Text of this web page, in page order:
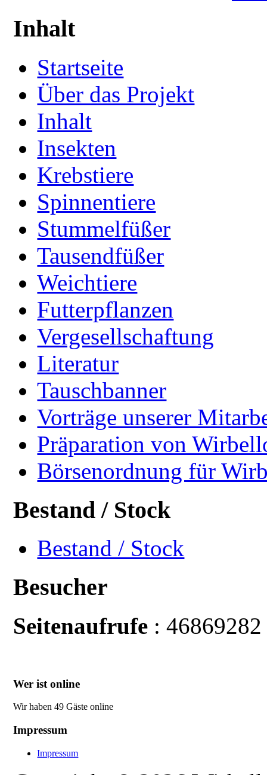
Inhalt
Startseite
Über das Projekt
Inhalt
Insekten
Krebstiere
Spinnentiere
Stummelfüßer
Tausendfüßer
Weichtiere
Futterpflanzen
Vergesellschaftung
Literatur
Tauschbanner
Vorträge unserer
Präparation von
Börsenordnung für
Bestand / Stock
Bestand / Stock
Besucher
Seitenaufrufe : 46869282
Wer ist online
Wir haben 49 Gäste online
Impressum
Impressum